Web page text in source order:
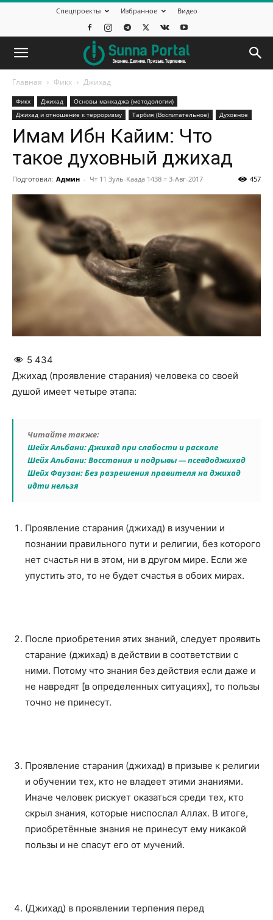
Спецпроекты Избранное Видео
Главная Фикх Джихад
Фикх Джихад
Основы манхаджа (методологии)
Джихад и отношение к терроризму
Тарбия (Воспитательное) Духовное
Имам Ибн Кайим: Что
такое духовный джихад
Подготовил: Админ - Чт 11 Зуль-Каада 1438 = 3-Авг-2017 457
5 434
Джихад (проявление старания) человека со своей
душой имеет четыре этапа:
Читайте также:
Шейх Альбани: Джихад при слабости и расколе
Шейх Альбани: Восстания и подрывы — псевдоджихад
Шейх Фаузан: Без разрешения правителя на джихад
идти нельзя
Проявление старания (джихад) в изучении и
познании правильного пути и религии, без которого
нет счастья ни в этом, ни в другом мире. Если же
упустить это, то не будет счастья в обоих мирах.
После приобретения этих знаний, следует проявить
старание (джихад) в действии в соответствии с
ними. Потому что знания без действия если даже и
не навредят [в определенных ситуациях], то пользы
точно не принесут.
Проявление старания (джихад) в призыве к религии
и обучении тех, кто не владеет этими знаниями.
Иначе человек рискует оказаться среди тех, кто
скрыл знания, которые ниспослал Аллах. В итоге,
приобретённые знания не принесут ему никакой
пользы и не спасут его от мучений.
(Джихад) в проявлении терпения перед